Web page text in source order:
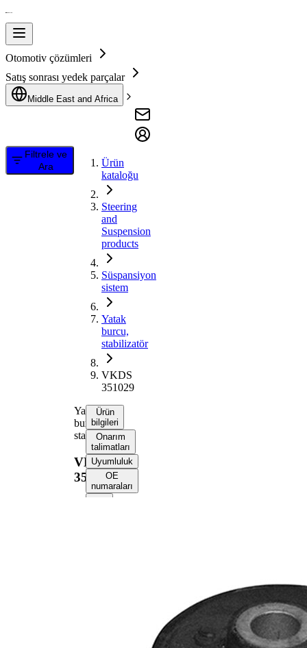
Otomotiv çözümleri
Satış sonrası yedek parçalar
Middle East and Africa
Filtrele ve
Ara
Ürün
kataloğu
Steering
and
Suspension
products
Süspansiyon
sistem
Yatak
burcu,
stabilizatör
VKDS
351029
Yatak
burcu,
stabilizatör
VKDS
351029
Ürün
bilgileri
Onarım
talimatları
Uyumluluk
OE
numaraları